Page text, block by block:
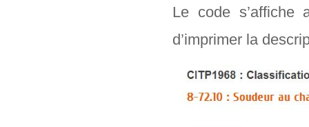
Le code s’affiche
d’imprimer la